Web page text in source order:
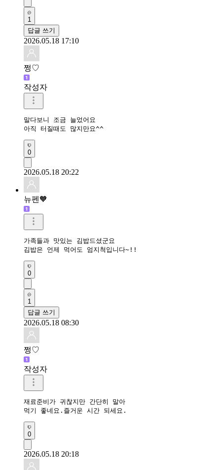
1
답글 쓰기
2026.05.18 17:10
쩡♡
작성자
말다보니 조금 늘었어요
아직 터질때도 많지만요^^
0
2026.05.18 20:22
뉴펜🧡
가족들과 맛있는 김밥드셨군요
김밥은 언제 먹어도 엄지척입니다~!!
0
1
답글 쓰기
2026.05.18 08:30
쩡♡
작성자
재료준비가 귀찮지만 간단히 말아
먹기 좋네요.즐거운 시간 되세요.
0
2026.05.18 20:18